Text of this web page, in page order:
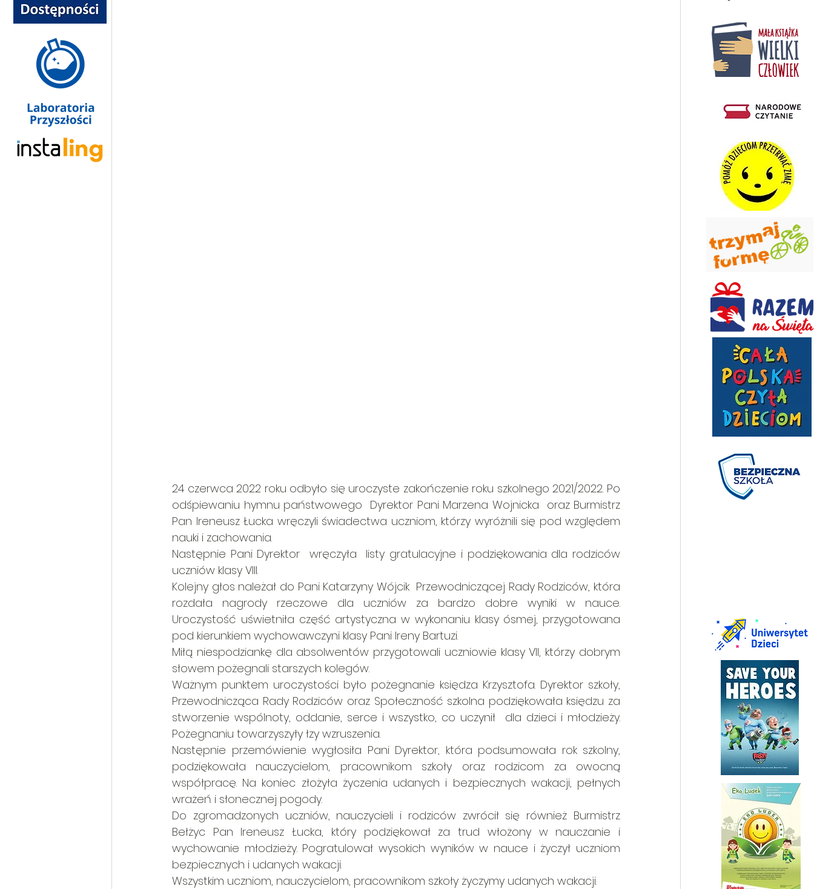
24 czerwca 2022 roku odbyło się uroczyste zakończenie roku szkolnego 2021/2022. Po
odśpiewaniu hymnu państwowego  Dyrektor Pani Marzena Wojnicka  oraz Burmistrz
Pan Ireneusz Łucka wręczyli świadectwa uczniom, którzy wyróżnili się pod względem
nauki i zachowania.
Następnie Pani Dyrektor  wręczyła  listy gratulacyjne i podziękowania dla rodziców
uczniów klasy VIII.
Kolejny głos należał do Pani Katarzyny Wójcik  Przewodniczącej Rady Rodziców, która
rozdała nagrody rzeczowe dla uczniów za bardzo dobre wyniki w nauce.
Uroczystość uświetniła część artystyczna w wykonaniu klasy ósmej, przygotowana
pod kierunkiem wychowawczyni klasy Pani Ireny Bartuzi.
Miłą niespodziankę dla absolwentów przygotowali uczniowie klasy VII, którzy dobrym
słowem pożegnali starszych kolegów.
Ważnym punktem uroczystości było pożegnanie księdza Krzysztofa. Dyrektor szkoły,
Przewodnicząca Rady Rodziców oraz Społeczność szkolna podziękowała księdzu za
stworzenie wspólnoty, oddanie, serce i wszystko, co uczynił  dla dzieci i młodzieży.
Pożegnaniu towarzyszyły łzy wzruszenia.
Następnie przemówienie wygłosiła Pani Dyrektor, która podsumowała rok szkolny,
podziękowała nauczycielom, pracownikom szkoły oraz rodzicom za owocną
współpracę. Na koniec złożyła życzenia udanych i bezpiecznych wakacji, pełnych
wrażeń i słonecznej pogody.
Do zgromadzonych uczniów, nauczycieli i rodziców zwrócił się również Burmistrz
Bełżyc Pan Ireneusz Łucka, który podziękował za trud włożony w nauczanie i
wychowanie młodzieży. Pogratulował wysokich wyników w nauce i życzył uczniom
bezpiecznych i udanych wakacji.
Wszystkim uczniom, nauczycielom, pracownikom szkoły życzymy udanych wakacji.